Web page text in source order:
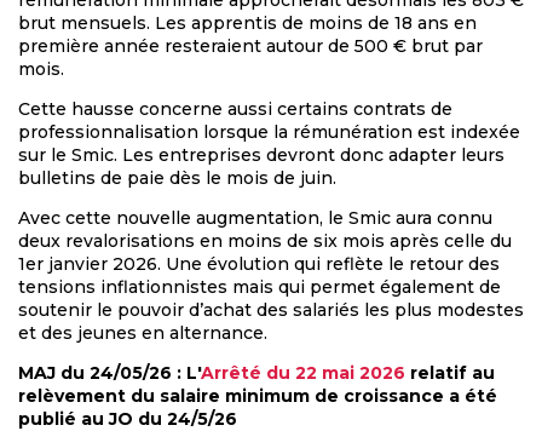
brut mensuels. Les apprentis de moins de 18 ans en
première année resteraient autour de 500 € brut par
mois.
Cette hausse concerne aussi certains contrats de
professionnalisation lorsque la rémunération est indexée
sur le Smic. Les entreprises devront donc adapter leurs
bulletins de paie dès le mois de juin.
Avec cette nouvelle augmentation, le Smic aura connu
deux revalorisations en moins de six mois après celle du
1er janvier 2026. Une évolution qui reflète le retour des
tensions inflationnistes mais qui permet également de
soutenir le pouvoir d’achat des salariés les plus modestes
et des jeunes en alternance.
MAJ du 24/05/26 : L'Arrêté du 22 mai 2026 relatif au
relèvement du salaire minimum de croissance a été
publié au JO du 24/5/26